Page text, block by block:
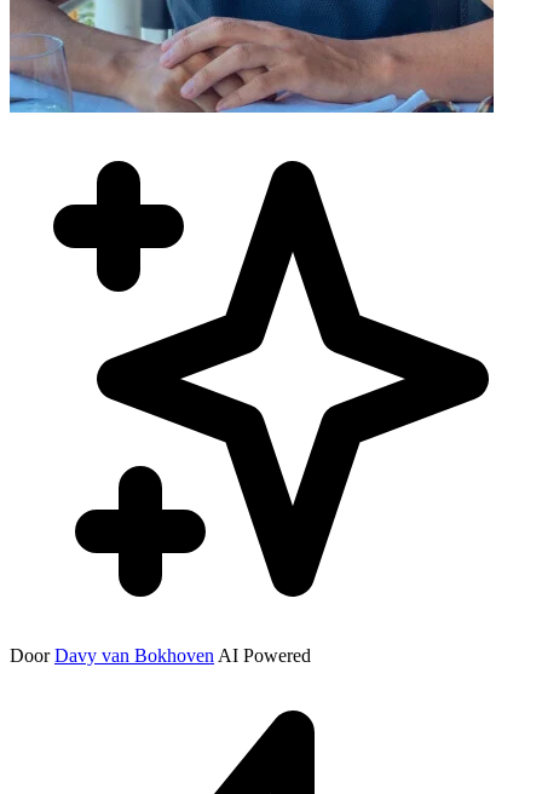
DoorDavy van Bokhoven AI Powered